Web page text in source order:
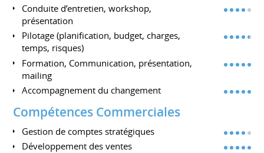
Conduite d’entretien, workshop,
présentation
Pilotage (planification, budget, charges,
temps, risques)
Formation, Communication, présentation,
mailing
Accompagnement du changement
Compétences Commerciales
Gestion de comptes stratégiques
Développement des ventes